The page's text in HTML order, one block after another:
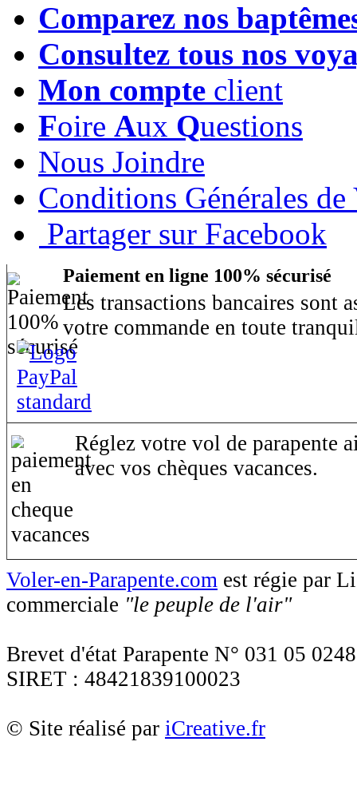
Comparez nos
Consultez tous nos
Mon compte client
Foire Aux Questions
Nous Joindre
Conditions Générales de
Partager sur Facebook
Paiement en ligne 100% sécurisé
Les transactions bancaires sont
votre commande en toute
Réglez votre vol de parapente
avec vos chèques vacances.
Voler-en-Parapente.com est régie par
commerciale "le peuple de l'air"
Brevet d'état Parapente N° 031 05 0248
SIRET : 48421839100023
© Site réalisé par iCreative.fr